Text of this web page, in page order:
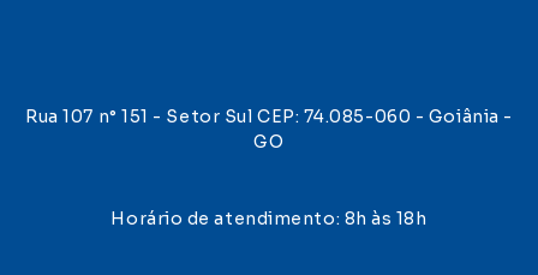
Rua 107 n° 151 - Setor Sul CEP: 74.085-060 - Goiânia -
GO
Horário de atendimento: 8h às 18h